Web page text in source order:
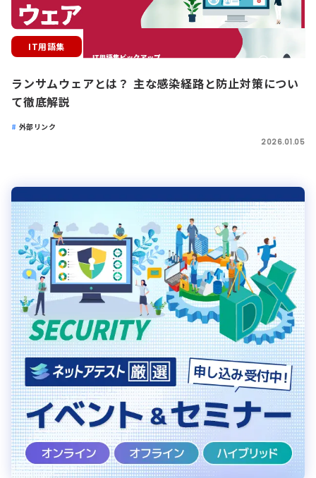
IT用語集
ランサムウェアとは？ 主な感染経路と防止対策につい
て徹底解説
外部リンク
2026.01.05